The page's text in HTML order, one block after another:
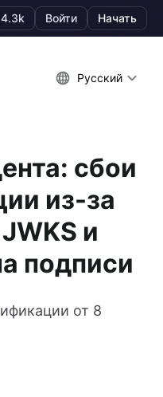
Войти Начать
Русский
сбои
из-за
и
подписи
от 8